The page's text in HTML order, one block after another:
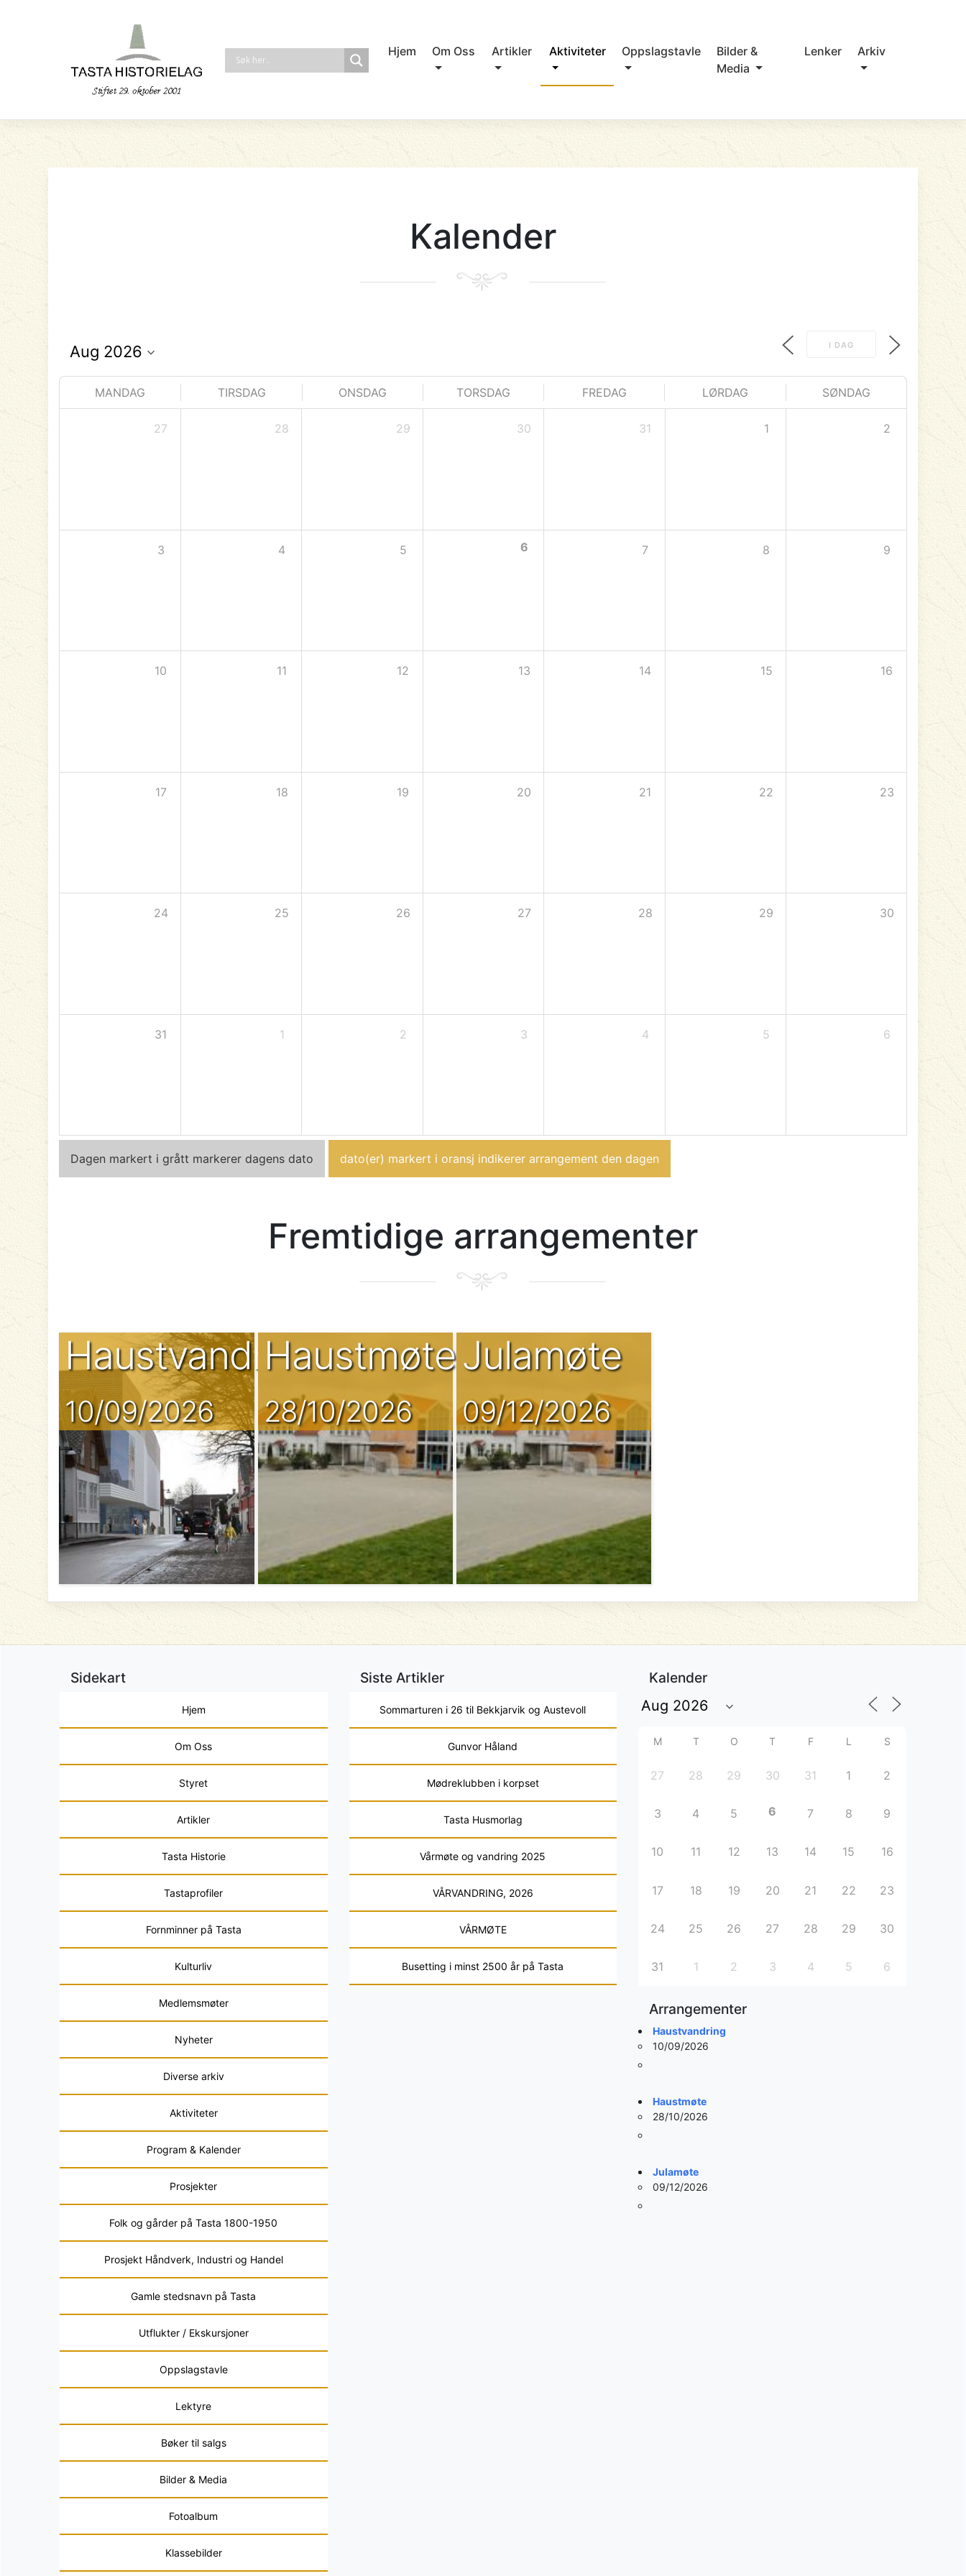
Hjem Om Oss Artikler Aktiviteter Oppslagstavle
Bilder &
Media
Lenker Arkiv
Kalender
I DAG
MANDAG TIRSDAG ONSDAG TORSDAG FREDAG LØRDAG SØNDAG
27 28 29 30 31 1 2
3 4 5 6 7 8 9
10 11 12 13 14 15 16
17 18 19 20 21 22 23
24 25 26 27 28 29 30
31 1 2 3 4 5 6
Dagen markert i grått markerer dagens dato dato(er) markert i oransj indikerer arrangement den dagen
Fremtidige arrangementer
Haustvandring
10/09/2026
Haustmøte
28/10/2026
Julamøte
09/12/2026
Sidekart
Hjem
Om Oss
Styret
Artikler
Tasta Historie
Tastaprofiler
Fornminner på Tasta
Kulturliv
Medlemsmøter
Nyheter
Diverse arkiv
Aktiviteter
Program & Kalender
Prosjekter
Folk og gårder på Tasta 1800-1950
Prosjekt Håndverk, Industri og Handel
Gamle stedsnavn på Tasta
Utflukter / Ekskursjoner
Oppslagstavle
Lektyre
Bøker til salgs
Bilder & Media
Fotoalbum
Klassebilder
Siste Artikler
Sommarturen i 26 til Bekkjarvik og Austevoll
Gunvor Håland
Mødreklubben i korpset
Tasta Husmorlag
Vårmøte og vandring 2025
VÅRVANDRING, 2026
VÅRMØTE
Busetting i minst 2500 år på Tasta
Kalender
M T O T F L S
27 28 29 30 31 1 2
3 4 5 6 7 8 9
10 11 12 13 14 15 16
17 18 19 20 21 22 23
24 25 26 27 28 29 30
31 1 2 3 4 5 6
Arrangementer
Haustvandring
10/09/2026
Haustmøte
28/10/2026
Julamøte
09/12/2026